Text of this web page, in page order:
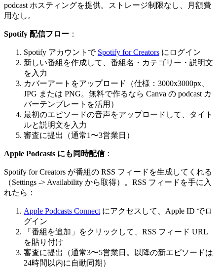
podcast ホスティングを提供。ストレージ制限なし、月額費
用なし。
Spotify 配信フロー ：
Spotify アカウントで Spotify for Creators にログイン
新しい番組を作成して、番組名・カテゴリー・説明文
を入力
カバーアートをアップロード（仕様：3000x3000px、
JPG または PNG。無料で作るなら Canva の podcast カ
バーテンプレートを活用）
最初のエピソードの音声をアップロードして、タイト
ルと説明文を入力
審査に提出（通常1〜3営業日）
Apple Podcasts にも同時配信：
Spotify for Creators が番組の RSS フィードを生成してくれる
（Settings -> Availability から取得）。RSS フィードを手に入
れたら：
Apple Podcasts Connect にアクセスして、Apple ID でロ
グイン
「番組を追加」をクリックして、RSS フィード URL
を貼り付け
審査に提出（通常3〜5営業日。以降の新エピソードは
24時間以内に自動同期）